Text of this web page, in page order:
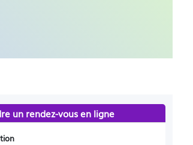
un rendez-vous en ligne